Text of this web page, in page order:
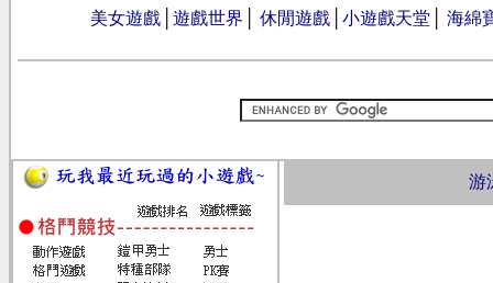
美女遊戲 遊戲世界 休閒遊戲 小遊戲天堂 海綿
游